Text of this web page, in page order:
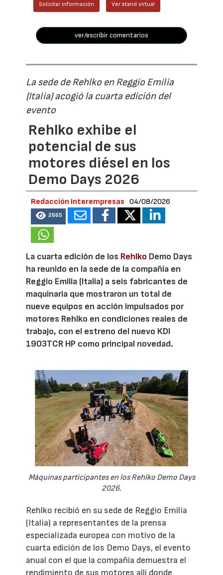
Solicitar información Ver stand virtual
ver/escribir comentarios
La sede de Rehlko en Reggio Emilia
(Italia) acogió la cuarta edición del
evento
Rehlko exhibe el
potencial de sus
motores diésel en los
Demo Days 2026
Redacción Interempresas 04/08/2026
2665
La cuarta edición de los Rehlko Demo Days
ha reunido en la sede de la compañía en
Reggio Emilia (Italia) a seis fabricantes de
maquinaria que mostraron un total de
nueve equipos en acción impulsados por
motores Rehlko en condiciones reales de
trabajo, con el estreno del nuevo KDI
1903TCR HP como principal novedad.
Máquinas participantes en los Rehlko Demo Days
2026.
Rehlko recibió en su sede de Reggio Emilia
(Italia) a representantes de la prensa
especializada europea con motivo de la
cuarta edición de los Demo Days, el evento
anual con el que la compañía demuestra el
rendimiento de sus motores allí donde